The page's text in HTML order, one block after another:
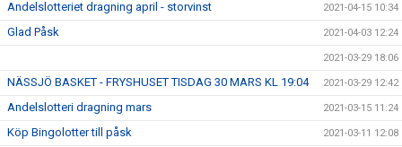
Andelslotteriet dragning april - storvinst 2021-04-15 10:34
Glad Påsk 2021-04-03 12:24
2021-03-29 18:06
NÄSSJÖ BASKET - FRYSHUSET TISDAG 30 MARS KL 19:04 2021-03-29 12:42
Andelslotteri dragning mars 2021-03-15 11:24
Köp Bingolotter till påsk 2021-03-11 12:08